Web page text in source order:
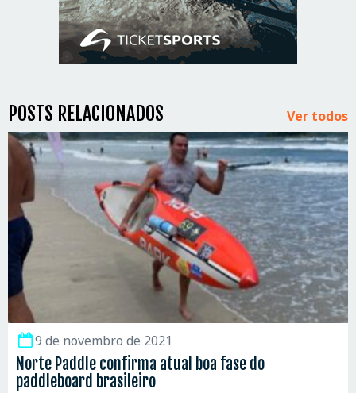
POSTS RELACIONADOS Ver todos
9 de novembro de 2021
Norte Paddle confirma atual boa fase do
paddleboard brasileiro